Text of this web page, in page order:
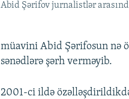
Abid Şərifov jurnalistlər
müavini Abid Şərifosun nə
sənədlərə şərh verməyib.
2001-ci ildə